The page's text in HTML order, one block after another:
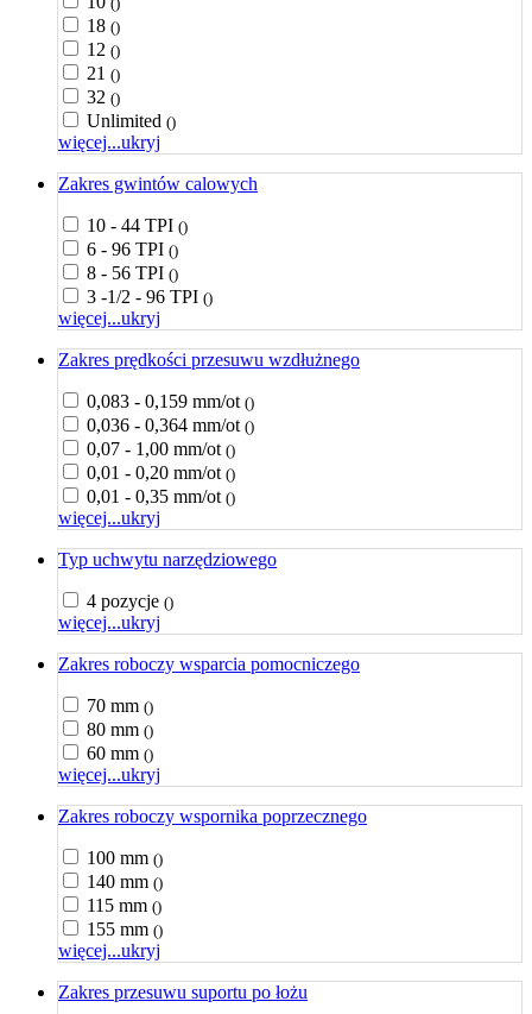
18 ()
12 ()
21 ()
32 ()
Unlimited ()
więcej...ukryj
Zakres gwintów calowych
10 - 44 TPI ()
6 - 96 TPI ()
8 - 56 TPI ()
3 -1/2 - 96 TPI ()
więcej...ukryj
Zakres prędkości przesuwu wzdłużnego
0,083 - 0,159 mm/ot ()
0,036 - 0,364 mm/ot ()
0,07 - 1,00 mm/ot ()
0,01 - 0,20 mm/ot ()
0,01 - 0,35 mm/ot ()
więcej...ukryj
Typ uchwytu narzędziowego
4 pozycje ()
więcej...ukryj
Zakres roboczy wsparcia pomocniczego
70 mm ()
80 mm ()
60 mm ()
więcej...ukryj
Zakres roboczy wspornika poprzecznego
100 mm ()
140 mm ()
115 mm ()
155 mm ()
więcej...ukryj
Zakres przesuwu suportu po łożu